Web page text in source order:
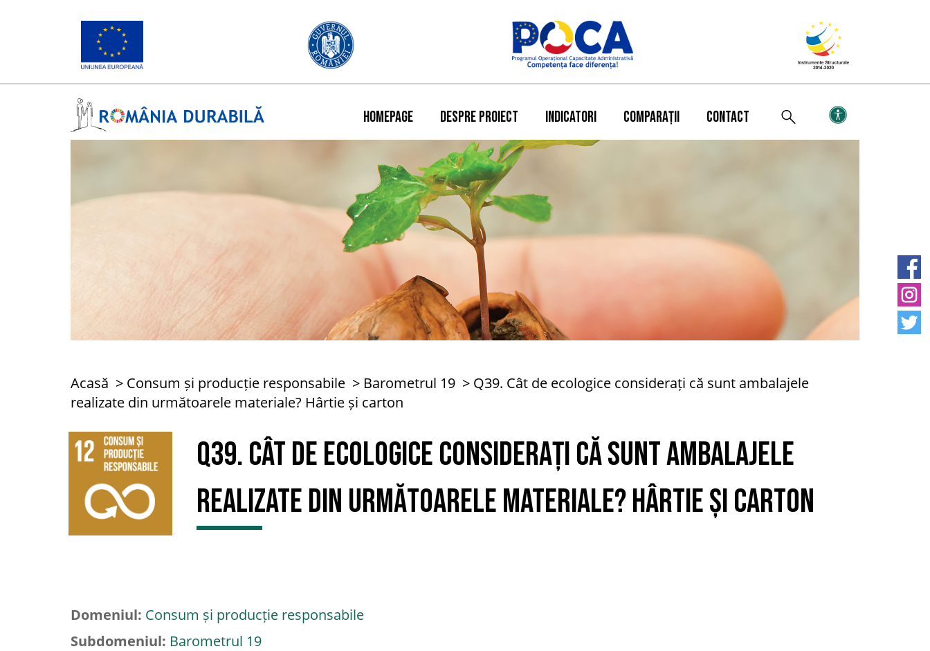
HOMEPAGE DESPRE PROIECT INDICATORI COMPARAȚII CONTACT
Acasă Consum și producție responsabile Barometrul 19
Q39. Cât de ecologice considerați că sunt ambalajele
realizate din următoarele materiale? Hârtie și carton
Q39. Cât de ecologice considerați că sunt ambalajele
realizate din următoarele materiale? Hârtie și carton
Domeniul: Consum și producție responsabile
Subdomeniul: Barometrul 19